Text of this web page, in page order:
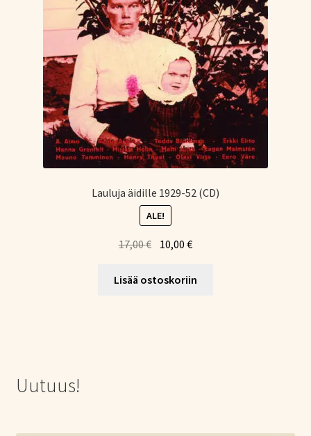
Lauluja äidille 1929-52 (CD)
ALE!
17,00€ Alkuperäinen
oli:
10,00€Nykyinen
on:
Lisää ostoskoriin
Uutuus!